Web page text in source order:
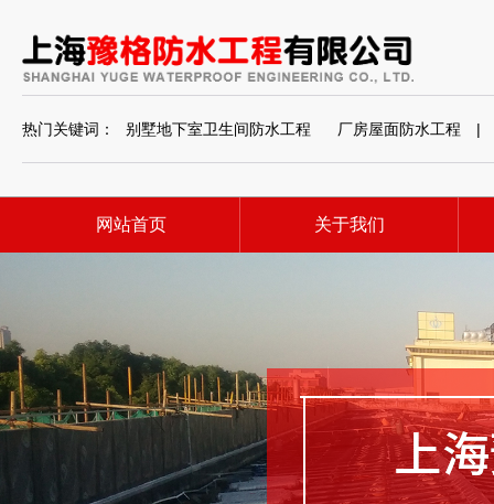
热门关键词： 别墅地下室卫生间防水工程 厂房屋面防水工程 |
网站首页 关于我们